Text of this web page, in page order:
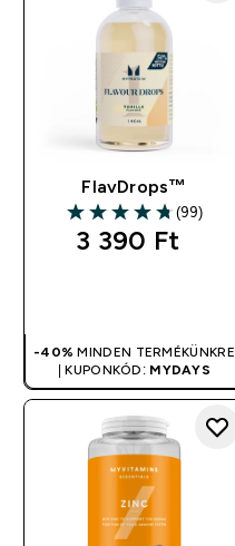
FlavDrops™
4.77 out of 5 stars
(99)
3 390 Ft‎
-40% MINDEN TERMÉKÜNKRE
| KUPONKÓD: MYDAYS